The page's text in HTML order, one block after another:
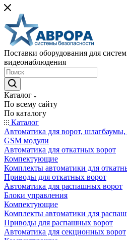
Поставки оборудования для
видеонаблюдения
Каталог
По всему сайту
По каталогу
Каталог
Автоматика для ворот,
GSM модули
Автоматика для откатных ворот
Компектующие
Комплекты автоматики для
Приводы для откатных ворот
Автоматика для распашных ворот
Блоки управления
Компектующие
Комплекты автоматики для
Приводы для распашных ворот
Автоматика для секционных ворот